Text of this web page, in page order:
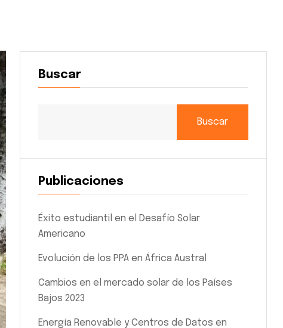
Buscar
Buscar
Publicaciones
Éxito estudiantil en el Desafío Solar
Americano
Evolución de los PPA en África Austral
Cambios en el mercado solar de los Países
Bajos 2023
Energía Renovable y Centros de Datos en